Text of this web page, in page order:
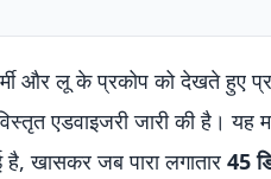
और लू के प्रकोप को देखते
एडवाइजरी जारी की है। यह
है, खासकर जब पारा लगातार 45